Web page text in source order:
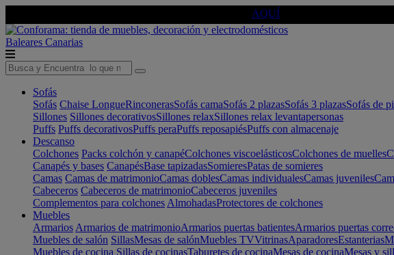
AQUÍ
Baleares Canarias
Sofás
Sofás Chaise LongueRinconerasSofás camaSofás 2 plazasSofás 3 plazasSofás de
Sillones Sillones decorativosSillones relaxSillones relax levantapersonas
Puffs Puffs decorativosPuffs peraPuffs reposapiésPuffs con almacenaje
Descanso
Colchones Packs colchón y canapéColchones viscoelásticosColchones de muelles
Canapés y bases CanapésBase tapizadasSomieresPatas de somieres
Camas Camas de matrimonioCamas doblesCamas individualesCamas juveniles
Cabeceros Cabeceros de matrimonioCabeceros juveniles
Complementos para colchones AlmohadasProtectores de colchones
Muebles
Armarios Armarios de matrimonioArmarios puertas batientesArmarios puertas
Muebles de salón SillasMesas de salónMuebles TVVitrinasAparadoresEstanterias
Muebles de cocina Sillas de cocinasTaburetes de cocinaMesas de cocinaMesas y